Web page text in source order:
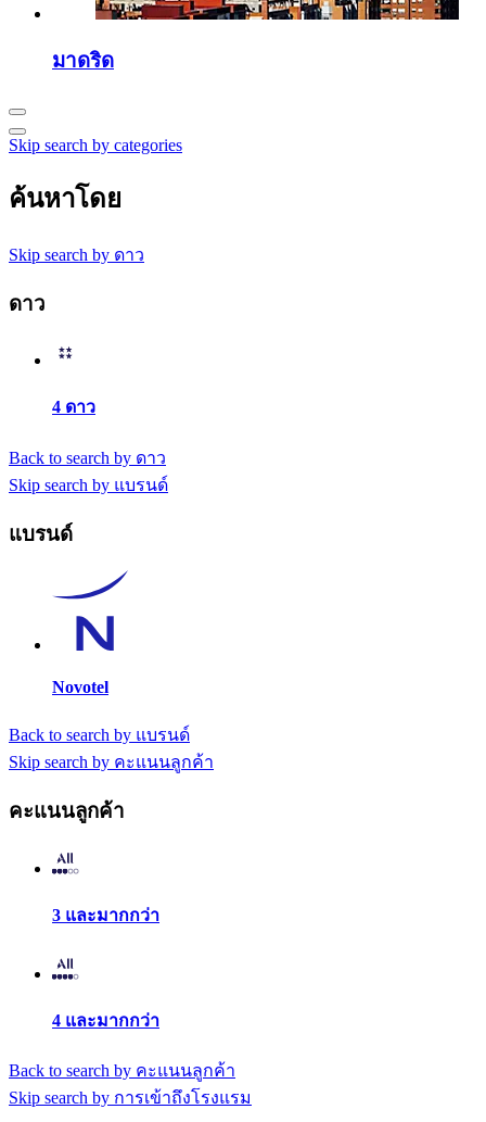
มาดริด
Skip search by categories
ค้นหาโดย
Skip search by ดาว
ดาว
4 ดาว
Back to search by ดาว
Skip search by แบรนด์
แบรนด์
Novotel
Back to search by แบรนด์
Skip search by คะแนนลูกค้า
คะแนนลูกค้า
3 และมากกว่า
4 และมากกว่า
Back to search by คะแนนลูกค้า
Skip search by การเข้าถึงโรงแรม